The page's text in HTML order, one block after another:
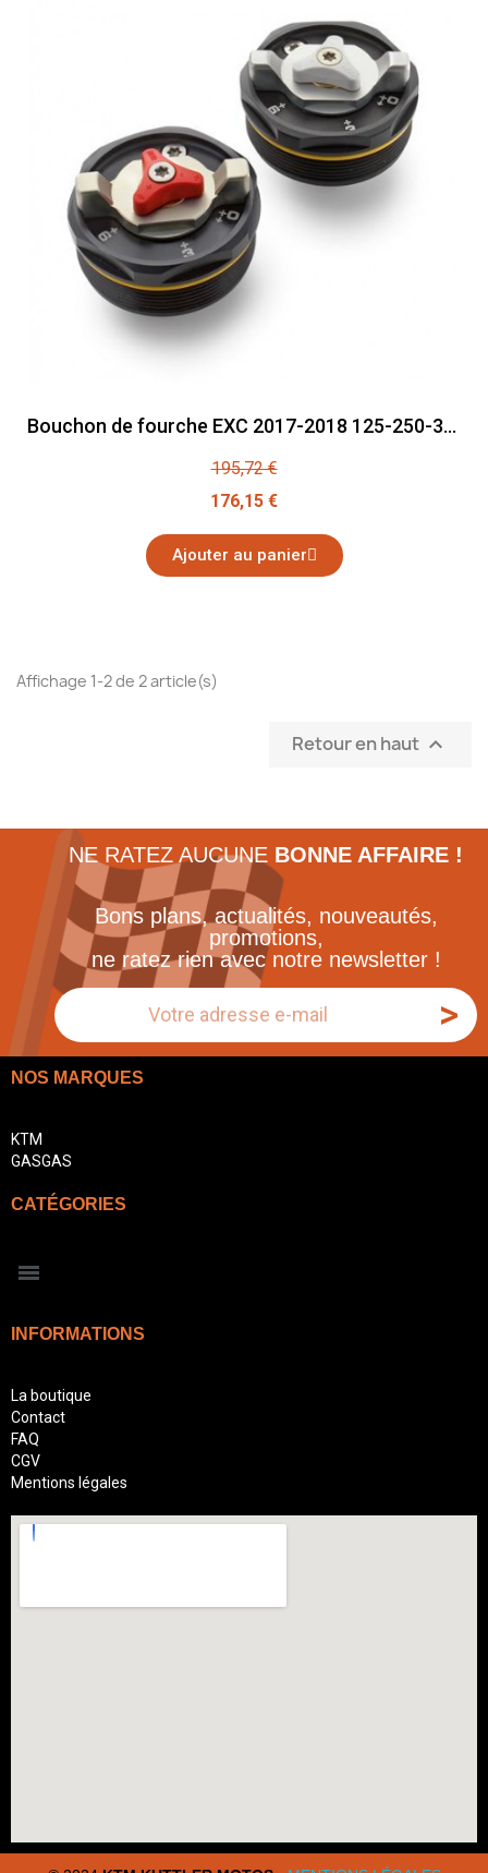
Bouchon de fourche EXC 2017-2018 125-250-300-350-450-500
195,72 €
176,15 €
Ajouter au panier
Affichage 1-2 de 2 article(s)
Retour en haut 
NE RATEZ AUCUNE BONNE AFFAIRE !
Bons plans, actualités, nouveautés,
promotions,
ne ratez rien avec notre newsletter !
>
NOS MARQUES
KTM
GASGAS
CATÉGORIES
INFORMATIONS
La boutique
Contact
FAQ
CGV
Mentions légales